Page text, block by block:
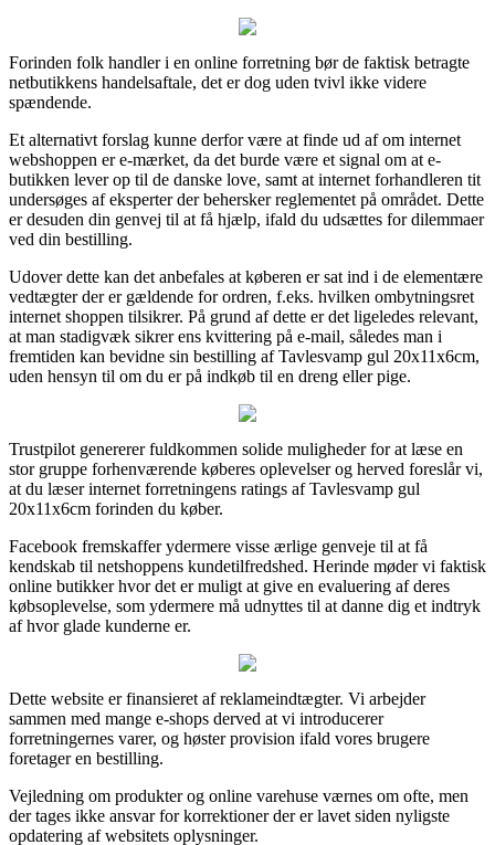
Forinden folk handler i en online forretning bør de faktisk betragte
netbutikkens handelsaftale, det er dog uden tvivl ikke videre
spændende.
Et alternativt forslag kunne derfor være at finde ud af om internet
webshoppen er e-mærket, da det burde være et signal om at e-
butikken lever op til de danske love, samt at internet forhandleren tit
undersøges af eksperter der behersker reglementet på området. Dette
er desuden din genvej til at få hjælp, ifald du udsættes for dilemmaer
ved din bestilling.
Udover dette kan det anbefales at køberen er sat ind i de elementære
vedtægter der er gældende for ordren, f.eks. hvilken ombytningsret
internet shoppen tilsikrer. På grund af dette er det ligeledes relevant,
at man stadigvæk sikrer ens kvittering på e-mail, således man i
fremtiden kan bevidne sin bestilling af Tavlesvamp gul 20x11x6cm,
uden hensyn til om du er på indkøb til en dreng eller pige.
Trustpilot genererer fuldkommen solide muligheder for at læse en
stor gruppe forhenværende køberes oplevelser og herved foreslår vi,
at du læser internet forretningens ratings af Tavlesvamp gul
20x11x6cm forinden du køber.
Facebook fremskaffer ydermere visse ærlige genveje til at få
kendskab til netshoppens kundetilfredshed. Herinde møder vi faktisk
online butikker hvor det er muligt at give en evaluering af deres
købsoplevelse, som ydermere må udnyttes til at danne dig et indtryk
af hvor glade kunderne er.
Dette website er finansieret af reklameindtægter. Vi arbejder
sammen med mange e-shops derved at vi introducerer
forretningernes varer, og høster provision ifald vores brugere
foretager en bestilling.
Vejledning om produkter og online varehuse værnes om ofte, men
der tages ikke ansvar for korrektioner der er lavet siden nyligste
opdatering af websitets oplysninger.